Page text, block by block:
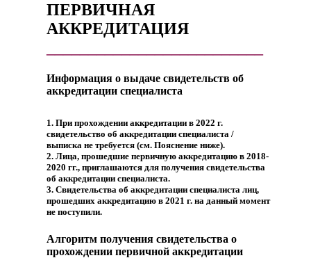
ПЕРВИЧНАЯ
АККРЕДИТАЦИЯ
Информация о выдаче свидетельств об
аккредитации специалиста
1. При прохождении аккредитации в 2022 г.
свидетельство об аккредитации специалиста /
выписка не требуется (см. Пояснение ниже).
2. Лица, прошедшие первичную аккредитацию в 2018-
2020 гг., приглашаются для получения свидетельства
об аккредитации специалиста.
3. Свидетельства об аккредитации специалиста лиц,
прошедших аккредитацию в 2021 г. на данный момент
не поступили.
Алгоритм получения свидетельства о
прохождении первичной аккредитации